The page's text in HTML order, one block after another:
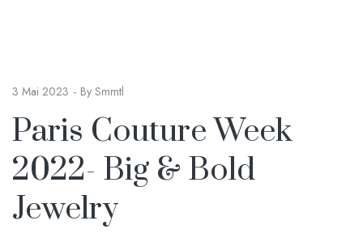
3 Mai 2023 By Smmtl
Paris Couture Week
2022- Big & Bold
Jewelry